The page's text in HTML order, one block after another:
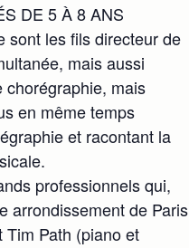
DE 5 À 8 ANS
sont les fils directeur de
mais aussi
chorégraphie, mais
en même temps
et racontant la
professionnels qui,
arrondissement de Paris
Path (piano et